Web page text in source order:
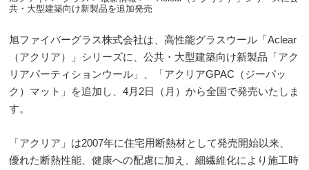
共・大型建築向け新製品を追加発売
旭ファイバーグラス株式会社は、高性能グラスウール「Aclear
（アクリア）」シリーズに、公共・大型建築向け新製品「アク
リアパーティションウール」、「アクリアGPAC（ジーパッ
ク）マット」を追加し、4月2日（月）から全国で発売いたしま
す。
「アクリア」は2007年に住宅用断熱材として発売開始以来、
優れた断熱性能、健康への配慮に加え、細繊維化により施工時